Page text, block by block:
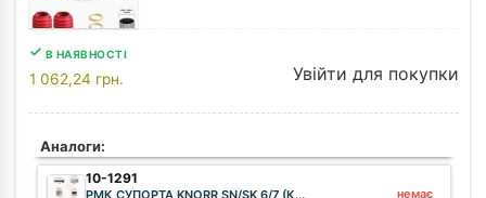
В НАЯВНОСТІ
1 062,24 грн. Увійти для покупки
Аналоги:
10-1291
РМК СУПОРТА KNORR SN/SK 6/7 (К...
немає